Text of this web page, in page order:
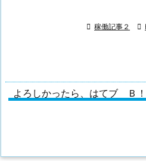
 稼働記事２ 
よろしかったら、はてブ Ｂ